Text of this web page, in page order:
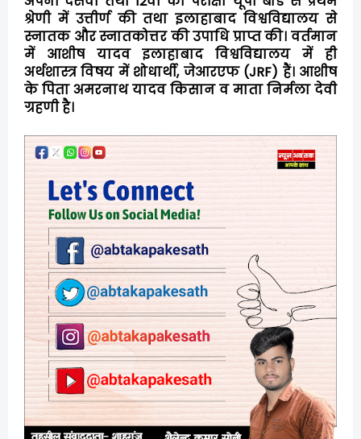
श्रेणी में उत्तीर्ण की तथा इलाहाबाद विश्वविद्यालय से
स्नातक और स्नातकोत्तर की उपाधि प्राप्त की। वर्तमान
में आशीष यादव इलाहाबाद विश्वविद्यालय में ही
अर्थशास्त्र विषय में शोधार्थी, जेआरएफ (JRF) हैं। आशीष
के पिता अमरनाथ यादव किसान व माता निर्मला देवी
ग्रहणी है।